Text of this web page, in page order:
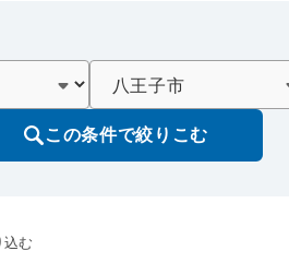
この条件で絞りこむ
込む